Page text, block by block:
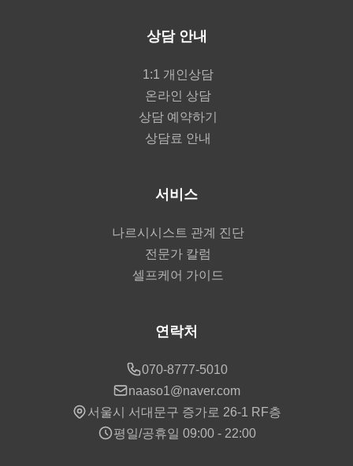
상담 안내
1:1 개인상담
온라인 상담
상담 예약하기
상담료 안내
서비스
나르시시스트 관계 진단
전문가 칼럼
셀프케어 가이드
연락처
070-8777-5010
naaso1@naver.com
서울시 서대문구 증가로 26-1 RF층
평일/공휴일 09:00 - 22:00